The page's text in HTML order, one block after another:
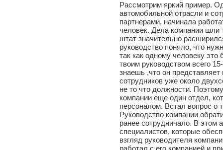
Рассмотрим яркий пример.
автомобильной отрасли и
партнерами, начинала
человек. Дела компании шли
штат значительно
руководство поняло, что
так как одному человеку
твоим руководством всего
знаешь ,что он
сотрудников уже около
не то что должности.
компании еще один отдел,
персоналом. Встал вопрос о
Руководство компании
ранее сотрудничало. В этом
специалистов, которые
взгляд руководителя
работал с его компанией и